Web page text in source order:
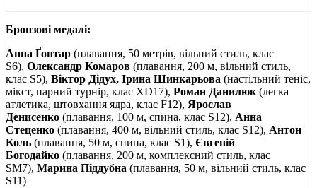
Бронзові медалі:
Анна Ґонтар (плавання, 50 метрів, вільний стиль, клас
S6), Олександр Комаров (плавання, 200 м, вільний стиль,
клас S5), Віктор Дідух, Ірина Шинкарьова (настільний теніс,
мікст, парний турнір, клас XD17), Роман Данилюк (легка
атлетика, штовхання ядра, клас F12), Ярослав
Денисенко (плавання, 100 м, спина, клас S12), Анна
Стеценко (плавання, 400 м, вільний стиль, клас S12), Антон
Коль (плавання, 50 м, спина, клас S1), Євгеній
Богодайко (плавання, 200 м, комплексний стиль, клас
SM7), Марина Піддубна (плавання, 50 м, вільний стиль, клас
S11)